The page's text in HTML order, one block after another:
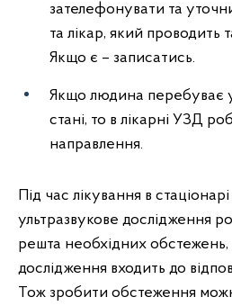
зателефонувати та
та лікар, який проводить
Якщо є – записатись.
Якщо людина перебуває
стані, то в лікарні УЗД
направлення.
Під час лікування в
ультразвукове дослідження
решта необхідних обстежень,
дослідження входить до
Тож зробити обстеження